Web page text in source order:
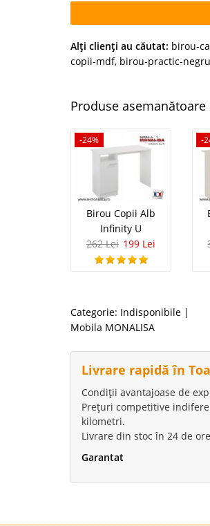
Alţi clienţi au căutat: birou-
copii-mdf, birou-practic-negru
Produse asemanătoare
-24%
Birou Copii Alb
Infinity U
262 Lei 199 Lei
-
Categorie: Indisponibile |
Mobila MONALISA
Livrare rapidă în
Condiții avantajoase de
Prețuri competitive
kilometri.
Livrare din stoc în 24 de
Garantat